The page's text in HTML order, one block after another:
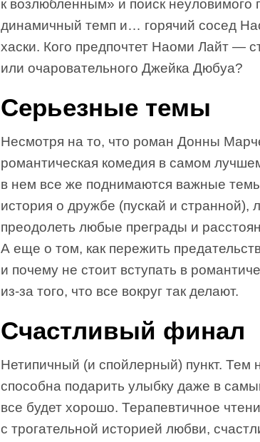
к возлюбленным» и поиск неуловимого
динамичный темп и… горячий сосед
хаски. Кого предпочтет Наоми Лайт —
или очаровательного Джейка Дюбуа?
Серьезные темы
Несмотря на то, что роман Донны
романтическая комедия в самом
в нем все же поднимаются важные
история о дружбе (пускай и странной),
преодолеть любые преграды и
А еще о том, как пережить
и почему не стоит вступать в
из-за того, что все вокруг так делают.
Счастливый финал
Нетипичный (и спойлерный) пункт. Тем
способна подарить улыбку даже в
все будет хорошо. Терапевтичное
с трогательной историей любви,